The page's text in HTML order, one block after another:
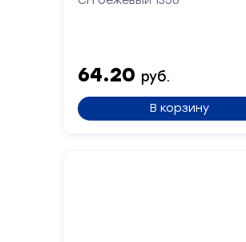
64.20 руб.
В корзинуЗаполните
форму,